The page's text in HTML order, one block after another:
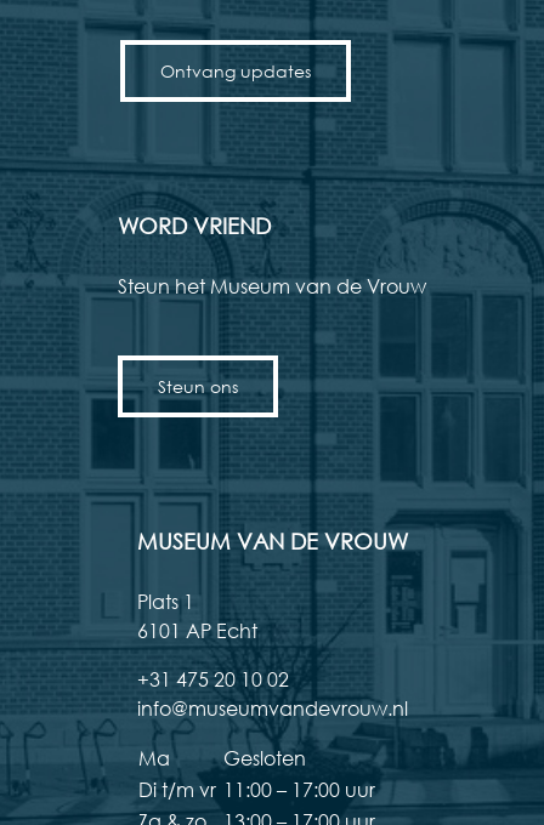
Ontvang updates
WORD VRIEND
Steun het Museum van de Vrouw
Steun ons
MUSEUM VAN DE VROUW
Plats 1
6101 AP Echt
+31 475 20 10 02
info@museumvandevrouw.nl
Ma
Gesloten
Di t/m vr 11:00 – 17:00 uur